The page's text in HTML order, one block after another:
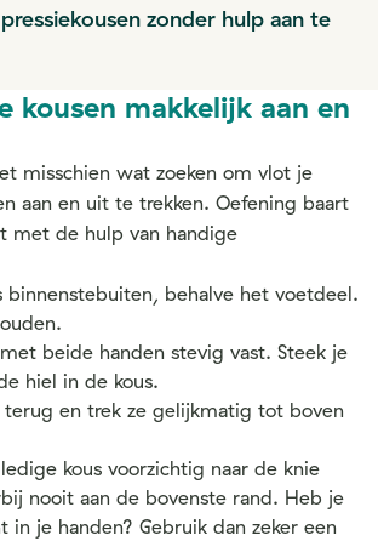
zonder hulp aan te
kousen makkelijk aan en
misschien wat zoeken om vlot je
aan en uit te trekken. Oefening baart
met de hulp van handige
binnenstebuiten, behalve het voetdeel.
beide handen stevig vast. Steek je
hiel in de kous.
terug en trek ze gelijkmatig tot boven
kous voorzichtig naar de knie
nooit aan de bovenste rand. Heb je
in je handen? Gebruik dan zeker een